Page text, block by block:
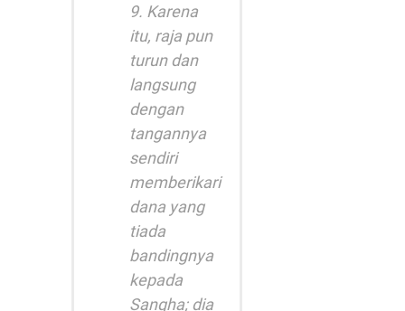
9. Karena
itu, raja pun
turun dan
langsung
dengan
tangannya
sendiri
memberikari
dana yang
tiada
bandingnya
kepada
Sangha; dia